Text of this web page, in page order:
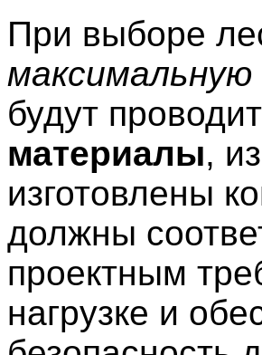
При выборе
будут
материалы,
изготовлены
должны
проектным
нагрузке и